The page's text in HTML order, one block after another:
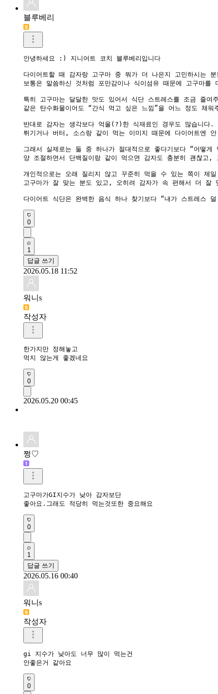
블루베리
안녕하세요 :) 지니어트 코치 블루베리입니다
다이어트할 때 감자랑 고구마 중 뭐가 더 나은지 고민하시는
보통은 말씀하신 것처럼 포만감이나 식이섬유 때문에 고구마
특히 고구마는 달달한 맛도 있어서 식단 스트레스를 조금 줄여
같은 탄수화물이어도 “간식 먹고 싶은 느낌”을 어느 정도 채워
반대로 감자는 생각보다 억울(?)한 식재료인 경우도 많습니다.
튀기거나 버터, 소스랑 같이 먹는 이미지 때문에 다이어트엔
그래서 실제로는 둘 중 하나가 절대적으로 좋다기보다 “어떻
양 조절하면서 단백질이랑 같이 먹으면 감자도 충분히 괜찮고
개인적으로는 오래 질리지 않고 꾸준히 먹을 수 있는 쪽이 제
고구마가 잘 맞는 분도 있고, 오히려 감자가 속 편해서 더 잘
다이어트 식단은 완벽한 음식 하나 찾기보다 “내가 스트레스
0
1
답글 쓰기
2026.05.18 11:52
워니s
작성자
한가지만 정해놓고
먹지 않는게 좋겠네요
0
2026.05.20 00:45
쩡♡
고구마가GI지수가 낮아 감자보단
좋아요.그래도 적당히 먹는것또한 중요해요
0
1
답글 쓰기
2026.05.16 00:40
워니s
작성자
gi 지수가 낮아도 너무 많이 먹는건
안좋은거 같아요
0